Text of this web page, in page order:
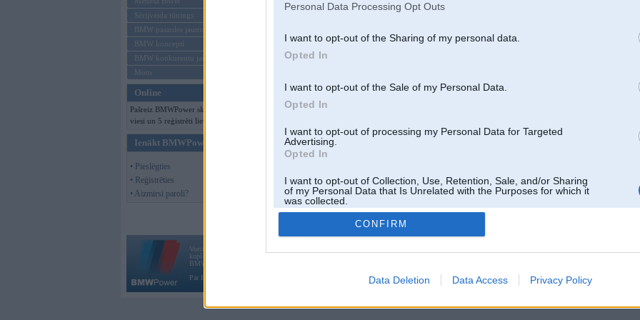
Personal Data Processing Opt Outs
I want to opt-out of the Sharing of my personal data.
Opted In
I want to opt-out of the Sale of my Personal Data.
Opted In
I want to opt-out of processing my Personal Data for Targeted
Advertising.
Opted In
I want to opt-out of Collection, Use, Retention, Sale, and/or Sharing
of my Personal Data that Is Unrelated with the Purposes for which it
was collected.
Opted Out
CONFIRM
Data Deletion Data Access Privacy Policy
Sērijveida tūnings
BMW pasaules jaunumi
BMW koncepti
BMW konkurentu jaunumi
Moto
Online
Pašreiz BMWPower skatās 120
viesi un 5 reģistrēti lietotāji.
Ienākt BMWPower
• Pieslēgties
• Reģistrēties
• Aizmirsi paroli?
Vortāls BMWPower.lv darbojas
kopš 2002. gada 14. maija. Tas nav auto klubs un nav saistīts ar
BMW AG.
Par BMWPower